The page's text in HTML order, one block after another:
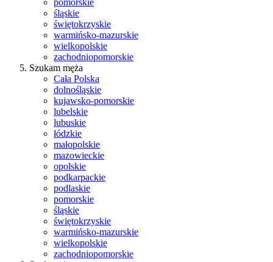
pomorskie
śląskie
świętokrzyskie
warmińsko-mazurskie
wielkopolskie
zachodniopomorskie
Szukam męża
Cała Polska
dolnośląskie
kujawsko-pomorskie
lubelskie
lubuskie
łódzkie
małopolskie
mazowieckie
opolskie
podkarpackie
podlaskie
pomorskie
śląskie
świętokrzyskie
warmińsko-mazurskie
wielkopolskie
zachodniopomorskie